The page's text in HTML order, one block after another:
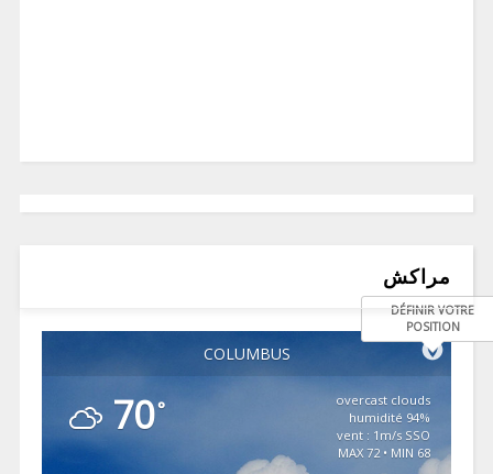
مراكش
COLUMBUS
DÉFINIR VOTRE
POSITION
70°
overcast clouds
94% humidité
vent : 1m/s SSO
MAX 72 • MIN 68